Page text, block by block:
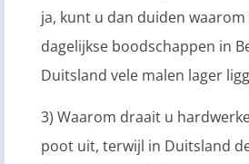
ja, kunt u dan duiden
dagelijkse boodschappen in
Duitsland vele malen lager
3) Waarom draait u
poot uit, terwijl in Duitsland